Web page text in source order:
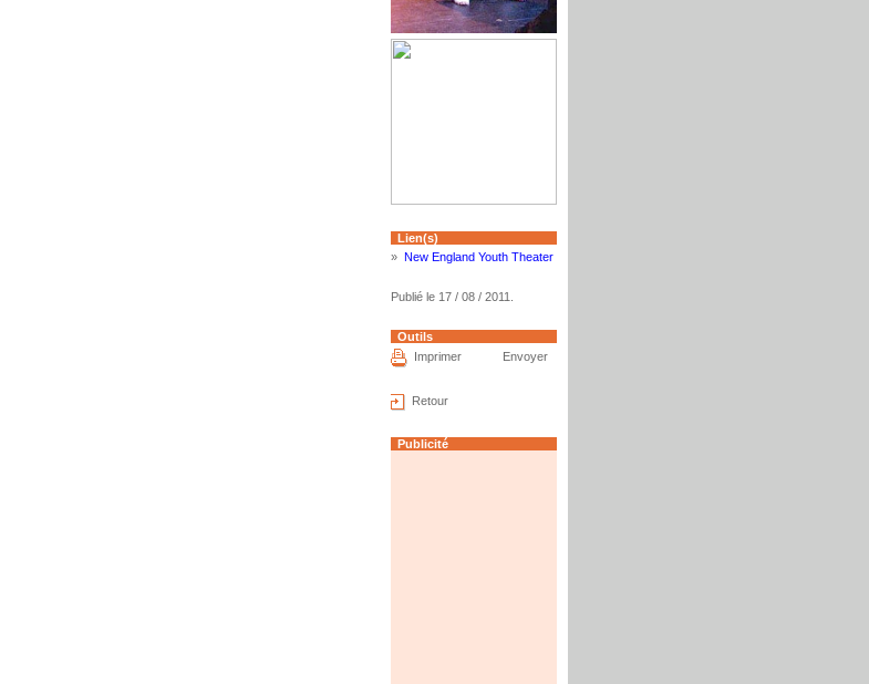
Lien(s)
» New England Youth Theater
Publié le 17 / 08 / 2011.
Outils
Imprimer
Envoyer
Retour
Publicité